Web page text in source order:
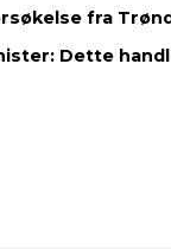
fra
Dette